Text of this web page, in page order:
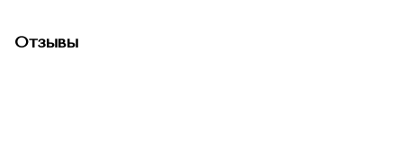
Отзывы